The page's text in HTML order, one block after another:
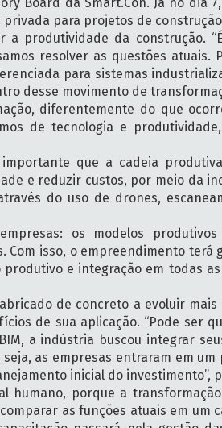
para projetos de construção
produtividade da construção.
resolver as questões atuais.
para sistemas
desse movimento de
diferentemente do que
de tecnologia e
que a cadeia
e reduzir custos, por meio da
do uso de drones,
os modelos
isso, o empreendimento terá
e integração em todas
de concreto a evoluir mais
de sua aplicação. “Pode ser
a indústria buscou integrar
as empresas entraram em
inicial do investimento”,
humano, porque a
as funções atuais em um